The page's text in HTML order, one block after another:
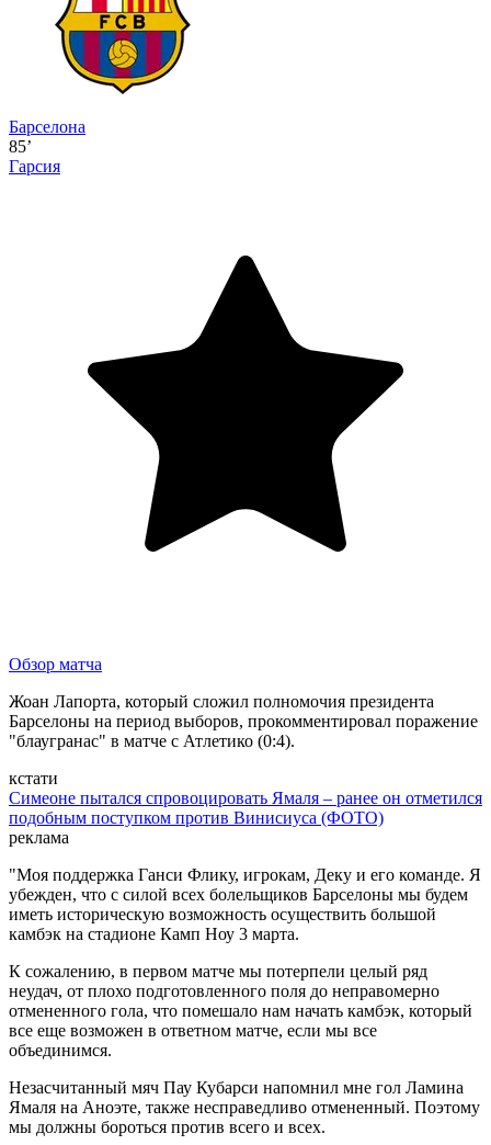
Барселона
85’
Гарсия
Обзор матча
Жоан Лапорта, который сложил полномочия президента
Барселоны на период выборов, прокомментировал поражение
"блаугранас" в матче с Атлетико (0:4).
кстати
Симеоне пытался спровоцировать Ямаля – ранее он отметился
подобным поступком против Винисиуса (ФОТО)
реклама
"Моя поддержка Ганси Флику, игрокам, Деку и его команде. Я
убежден, что с силой всех болельщиков Барселоны мы будем
иметь историческую возможность осуществить большой
камбэк на стадионе Камп Ноу 3 марта.
К сожалению, в первом матче мы потерпели целый ряд
неудач, от плохо подготовленного поля до неправомерно
отмененного гола, что помешало нам начать камбэк, который
все еще возможен в ответном матче, если мы все
объединимся.
Незасчитанный мяч Пау Кубарси напомнил мне гол Ламина
Ямаля на Аноэте, также несправедливо отмененный. Поэтому
мы должны бороться против всего и всех.